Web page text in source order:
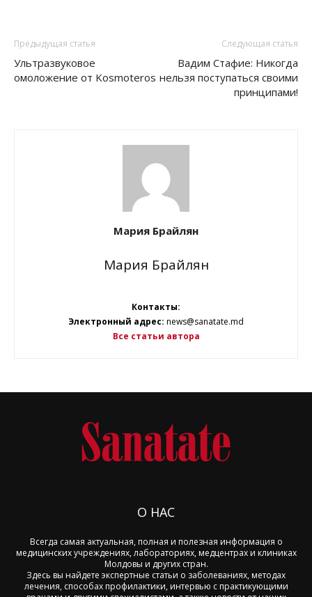
Предыдущая статья
Ультразвуковое
омоложение от Kosmoteros
Следующая статья
Вадим Стафие: Никогда
нельзя поступаться своими
принципами!
Мария Брайлян
Мария Брайлян
Контакты:
Электронный адрес: news@sanatate.md
Все статьи автора
О НАС
Всегда самая актуальная, полная и полезная информация о
медицинских учреждениях, лабораториях, медцентрах и клиниках
Молдовы и других стран.
Здесь вы найдете экспертные статьи о заболеваниях, методах
лечения, способах профилактики, интервью с практикующими